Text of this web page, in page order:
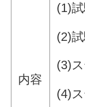
内容
(1)
(2)
(3)
(4)